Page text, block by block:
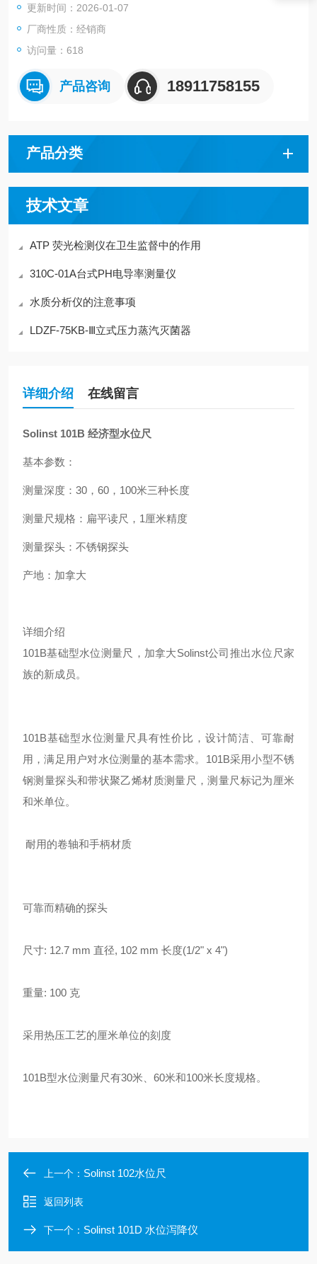
产地：加拿大
更新时间：2026-01-07
厂商性质：经销商
访问量：618
产品咨询 18911758155
产品分类
技术文章
ATP 荧光检测仪在卫生监督中的作用
310C-01A台式PH电导率测量仪
水质分析仪的注意事项
LDZF-75KB-Ⅲ立式压力蒸汽灭菌器
详细介绍 在线留言
Solinst 101B 经济型水位尺
基本参数：
测量深度：30，60，100米三种长度
测量尺规格：扁平读尺，1厘米精度
测量探头：不锈钢探头
产地：加拿大
详细介绍
101B基础型水位测量尺，加拿大Solinst公司推出水位尺家
族的新成员。
101B基础型水位测量尺具有性价比，设计简洁、可靠耐
用，满足用户对水位测量的基本需求。 101B采用小型不锈
钢测量探头和带状聚乙烯材质测量尺，测量尺标记为厘米
和米单位。
耐用的卷轴和手柄材质
可靠而精确的探头
尺寸: 12.7 mm 直径, 102 mm 长度(1/2" x 4")
重量: 100 克
采用热压工艺的厘米单位的刻度
101B型水位测量尺有30米、 60米和100米长度规格。
上一个： Solinst 102水位尺
返回列表
下一个： Solinst 101D 水位泻降仪